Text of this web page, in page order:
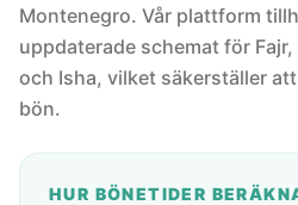
Montenegro. Vår plattform
uppdaterade schemat för
och Isha, vilket säkerställer
bön.
HUR BÖNETIDER